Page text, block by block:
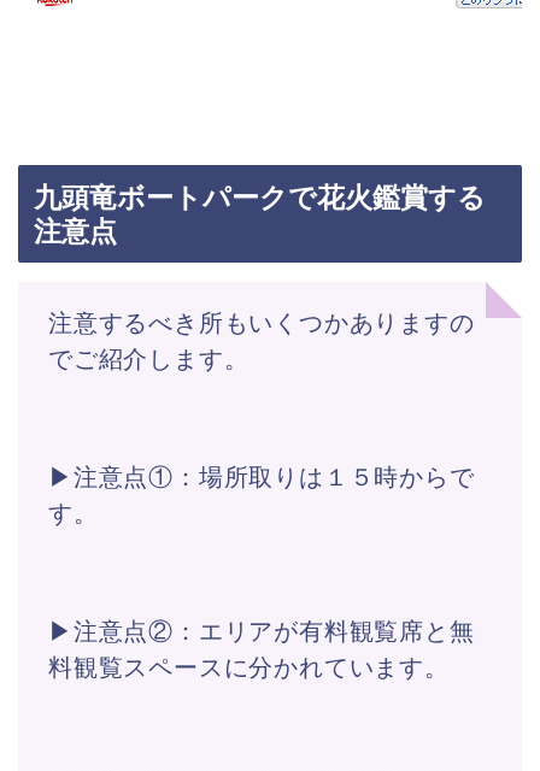
九頭竜ボートパークで花火鑑賞する
注意点
注意するべき所もいくつかありますの
でご紹介します。
▶注意点①：場所取りは１５時からで
す。
▶注意点②：エリアが有料観覧席と無
料観覧スペースに分かれています。